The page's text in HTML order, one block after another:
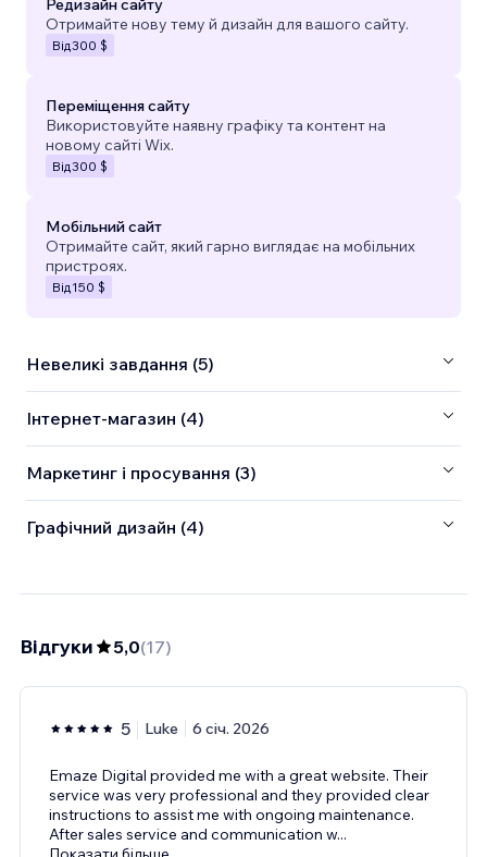
Редизайн сайту
Отримайте нову тему й дизайн для вашого сайту.
Від300 $
Переміщення сайту
Використовуйте наявну графіку та контент на
новому сайті Wix.
Від300 $
Мобільний сайт
Отримайте сайт, який гарно виглядає на мобільних
пристроях.
Від 150 $
Невеликі завдання (5)
Інтернет-магазин (4)
Маркетинг і просування (3)
Графічний дизайн (4)
Відгуки 5,0(17)
5 Luke 6 січ. 2026
Emaze Digital provided me with a great website. Their
service was very professional and they provided clear
instructions to assist me with ongoing maintenance.
After sales service and communication w...